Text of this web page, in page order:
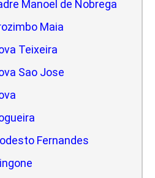
Manoel de Nobrega
Maia
Teixeira
Sao Jose
Fernandes